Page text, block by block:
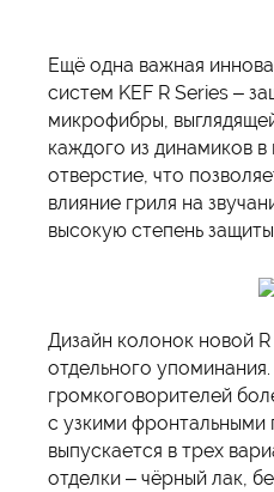
Ещё одна важная
систем KEF R Series –
микрофибры,
каждого из динамиков в
отверстие, что
влияние гриля на
высокую степень
Дизайн колонок новой
отдельного
громкоговорителей
с узкими фронтальными
выпускается в трех
отделки – чёрный лак,